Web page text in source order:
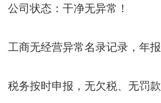
公司状态： 干净无异常！
工商无经营异常名录记录，年报
税务按时申报，无欠税、无罚款